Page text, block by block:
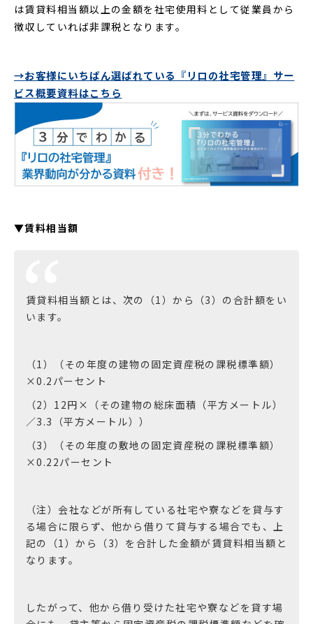
は賃貸料相当額以上の金額を社宅使用料として従業員から
徴収していれば非課税となります。
→お客様にいちばん選ばれている『リロの社宅管理』サー
ビス概要資料はこちら
▼賃料相当額
賃貸料相当額とは、次の（1）から（3）の合計額をい
います。
（1）（その年度の建物の固定資産税の課税標準額）
×0.2パーセント
（2）12円×（その建物の総床面積（平方メートル）
／3.3（平方メートル））
（3）（その年度の敷地の固定資産税の課税標準額）
×0.22パーセント
（注）会社などが所有している社宅や寮などを貸与す
る場合に限らず、他から借りて貸与する場合でも、上
記の（1）から（3）を合計した金額が賃貸料相当額と
なります。
したがって、他から借り受けた社宅や寮などを貸す場